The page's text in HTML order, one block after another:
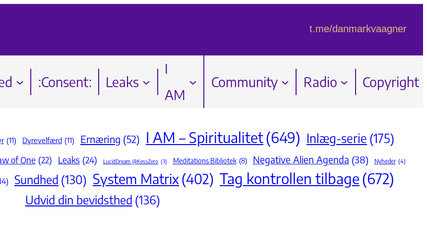
t.me/danmarkvaagner
:Consent: Leaks
I
AM
Community Radio Copyright
(11) Dyrevelfærd (11) Ernæring (52) I AM – Spiritualitet(649) Inlæg-serie (175)
of One (22) Leaks (24) LucidDream @KessZero (3) Meditations Bibliotek (8) Negative Alien Agenda (38) Nyheder (4)
Sundhed (130) System Matrix(402) Tag kontrollen tilbage(672)
Udvid din bevidsthed (136)